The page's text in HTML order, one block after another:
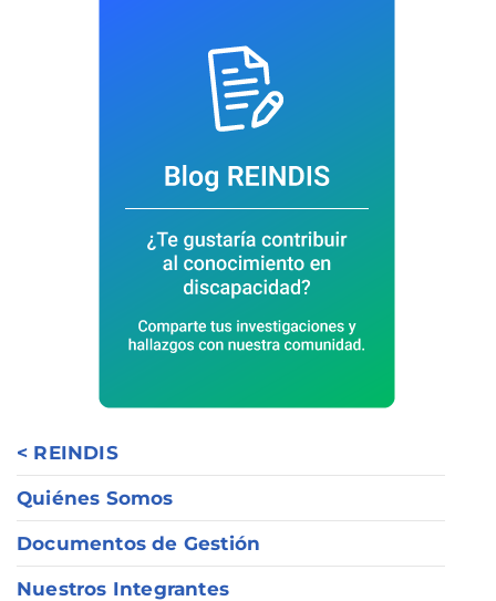
< REINDIS
Quiénes Somos
Documentos de Gestión
Nuestros Integrantes